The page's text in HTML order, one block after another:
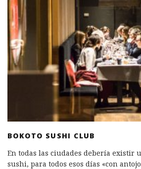
BOKOTO SUSHI CLUB
En todas las ciudades debería existir
sushi, para todos esos días «con